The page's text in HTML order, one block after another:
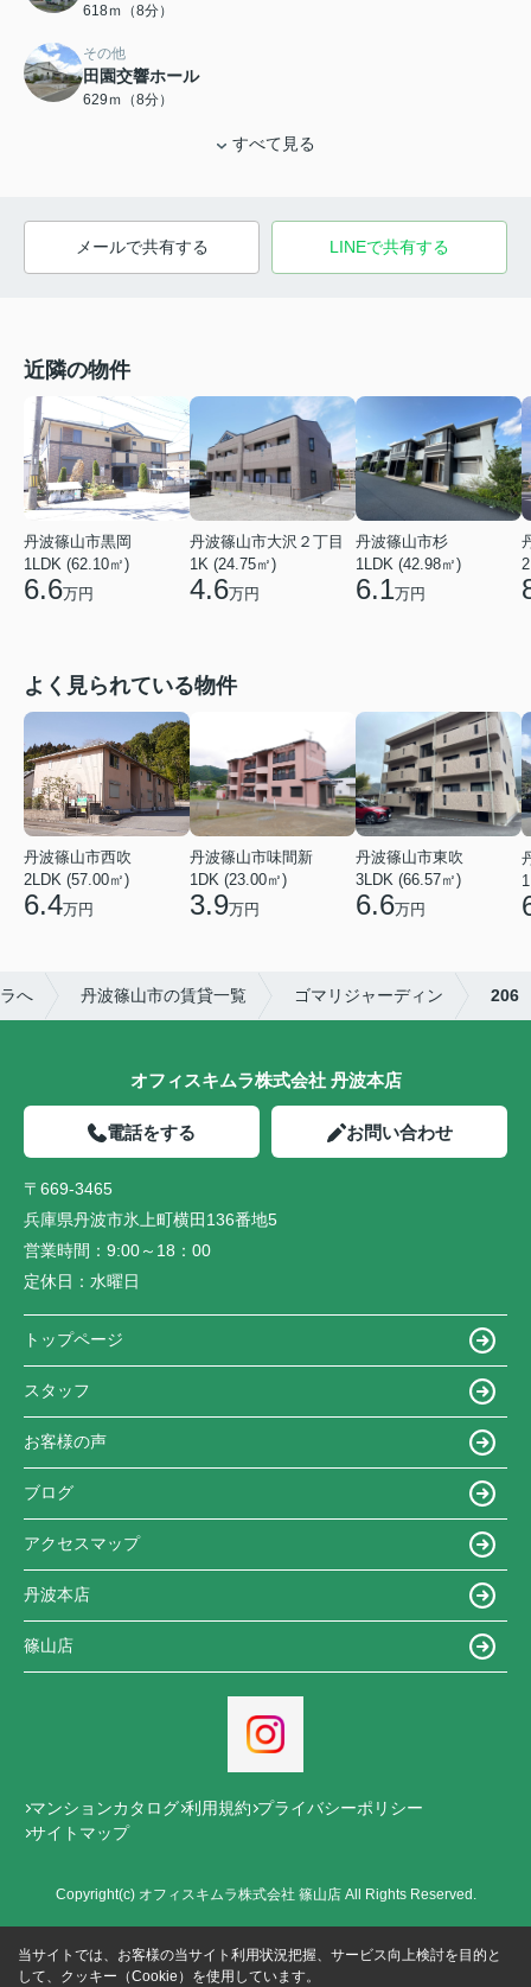
618ｍ（8分）
その他
田園交響ホール
629ｍ（8分）
すべて見る
メールで共有する LINEで共有する
近隣の物件
丹波篠山市黒岡
1LDK (62.10㎡)
6.6万円
丹波篠山市大沢２丁目
1K (24.75㎡)
4.6万円
丹波篠山市杉
1LDK (42.98㎡)
6.1万円
よく見られている物件
丹波篠山市西吹
2LDK (57.00㎡)
6.4万円
丹波篠山市味間新
1DK (23.00㎡)
3.9万円
丹波篠山市東吹
3LDK (66.57㎡)
6.6万円
へ 丹波篠山市の賃貸一覧 ゴマリジャーディン 206
オフィスキムラ株式会社 丹波本店
電話をする お問い合わせ
〒669-3465
兵庫県丹波市氷上町横田136番地5
営業時間： 9:00～18：00
定休日： 水曜日
トップページ
スタッフ
お客様の声
ブログ
アクセスマップ
丹波本店
篠山店
マンションカタログ 利用規約 プライバシーポリシー
サイトマップ
Copyright(c) オフィスキムラ株式会社 篠山店 All Rights Reserved.
当サイトでは、お客様の当サイト利用状況把握、サービス向上検討を目的と
して、クッキー（Cookie）を使用しています。